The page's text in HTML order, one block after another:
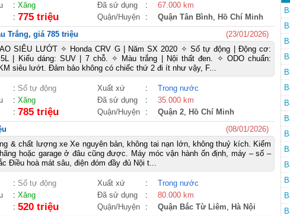
: Xăng Đã sử dụng :
67.000 km
: 775 triệu Quận/Huyện : Quận Tân Bình, Hồ Chí Minh
Trắng, giá 785 triệu
(23/01/2026)
SIÊU LƯỚT ✧ Honda CRV G | Năm SX 2020 ✧ Số tự động | Động cơ:
| Kiểu dáng: SUV | 7 chỗ. ✧ Màu trắng | Nội thất đen. ✧ ODO chuẩn:
siêu lướt. Đảm bảo không có chiếc thứ 2 đi ít như vậy, F...
: Số tự động Xuất xứ :
Trong nước
: Xăng Đã sử dụng :
35.000 km
: 785 triệu Quận/Huyện : Quận 2, Hồ Chí Minh
(08/01/2026)
& chất lượng xe Xe nguyên bản, không tai nạn lớn, không thuỷ kích. Kiểm
hoặc garage ở đâu cũng được. Máy móc vận hành ổn định, máy – số –
Điều hoà mát sâu, điện đóm đầy đủ Nội t...
: Số tự động Xuất xứ :
Trong nước
: Xăng Đã sử dụng :
80.000 km
: 520 triệu Quận/Huyện : Quận Bắc Từ Liêm, Hà Nội